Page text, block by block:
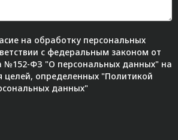
на обработку персональных
с федеральным законом от
№152-ФЗ "О персональных данных" на
целей, определенных "Политикой
данных"